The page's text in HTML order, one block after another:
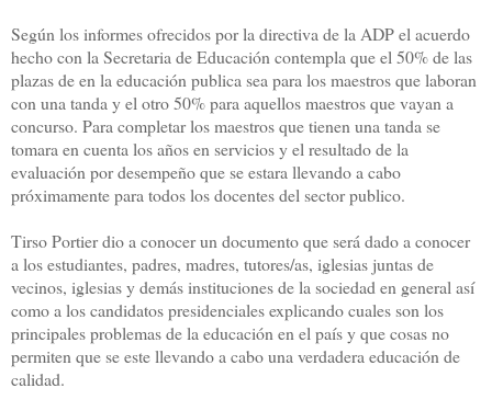
Según los informes ofrecidos por la directiva de la ADP el acuerdo
hecho con la Secretaria de Educación contempla que el 50% de las
plazas de en la educación publica sea para los maestros que laboran
con una tanda y el otro 50% para aquellos maestros que vayan a
concurso. Para completar los maestros que tienen una tanda se
tomara en cuenta los años en servicios y el resultado de la
evaluación por desempeño que se estara llevando a cabo
próximamente para todos los docentes del sector publico.
Tirso Portier dio a conocer un documento que será dado a conocer
a los estudiantes, padres, madres, tutores/as, iglesias juntas de
vecinos, iglesias y demás instituciones de la sociedad en general así
como a los candidatos presidenciales explicando cuales son los
principales problemas de la educación en el país y que cosas no
permiten que se este llevando a cabo una verdadera educación de
calidad.